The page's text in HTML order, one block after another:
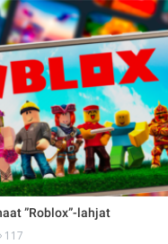
”Roblox”-lahjat
117